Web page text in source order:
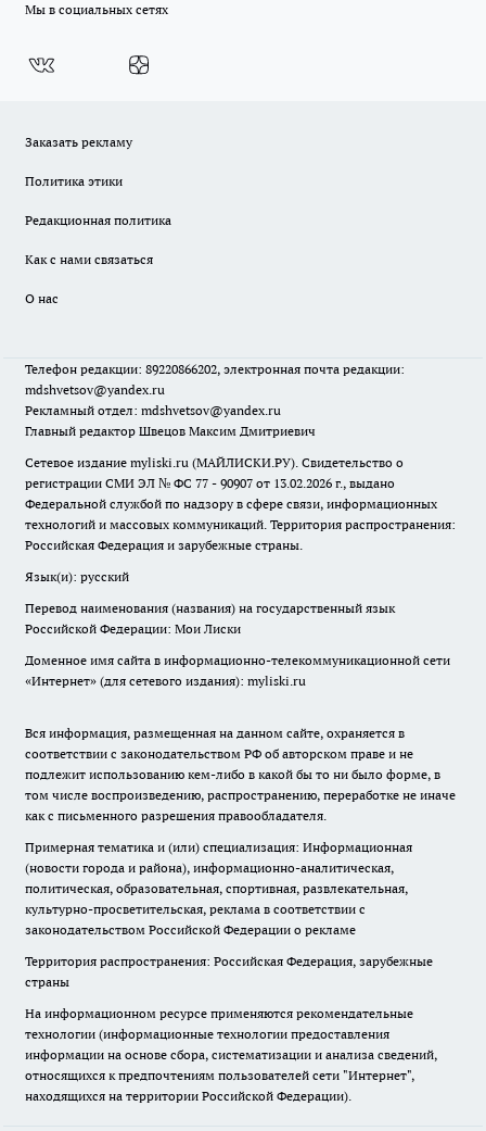
Мы в социальных сетях
Заказать рекламу
Политика этики
Редакционная политика
Как с нами связаться
О нас
Телефон редакции: 89220866202, электронная почта редакции:
mdshvetsov@yandex.ru
Рекламный отдел: mdshvetsov@yandex.ru
Главный редактор Швецов Максим Дмитриевич
Сетевое издание myliski.ru (МАЙЛИСКИ.РУ). Свидетельство о
регистрации СМИ ЭЛ № ФС 77 - 90907 от 13.02.2026 г., выдано
Федеральной службой по надзору в сфере связи, информационных
технологий и массовых коммуникаций. Территория распространения:
Российская Федерация и зарубежные страны.
Язык(и): русский
Перевод наименования (названия) на государственный язык
Российской Федерации: Мои Лиски
Доменное имя сайта в информационно-телекоммуникационной сети
«Интернет» (для сетевого издания): myliski.ru
Вся информация, размещенная на данном сайте, охраняется в
соответствии с законодательством РФ об авторском праве и не
подлежит использованию кем-либо в какой бы то ни было форме, в
том числе воспроизведению, распространению, переработке не иначе
как с письменного разрешения правообладателя.
Примерная тематика и (или) специализация: Информационная
(новости города и района), информационно-аналитическая,
политическая, образовательная, спортивная, развлекательная,
культурно-просветительская, реклама в соответствии с
законодательством Российской Федерации о рекламе
Территория распространения: Российская Федерация, зарубежные
страны
На информационном ресурсе применяются рекомендательные
технологии (информационные технологии предоставления
информации на основе сбора, систематизации и анализа сведений,
относящихся к предпочтениям пользователей сети "Интернет",
находящихся на территории Российской Федерации).